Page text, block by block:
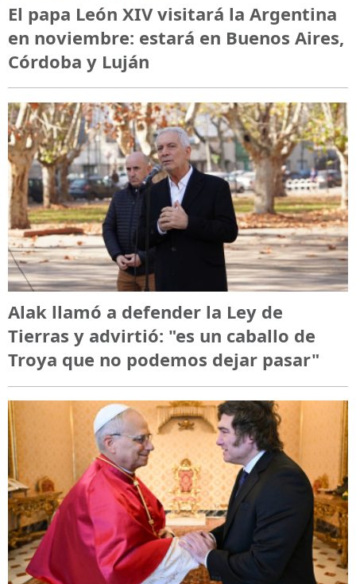
El papa León XIV visitará la Argentina
en noviembre: estará en Buenos Aires,
Córdoba y Luján
Alak llamó a defender la Ley de
Tierras y advirtió: "es un caballo de
Troya que no podemos dejar pasar"